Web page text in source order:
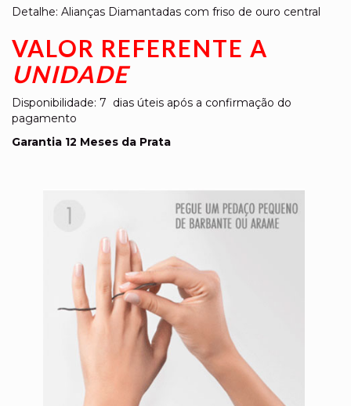
Detalhe: Alianças Diamantadas com friso de ouro central
VALOR REFERENTE A
UNIDADE
Disponibilidade: 7 dias úteis após a confirmação do
pagamento
Garantia 12 Meses da Prata